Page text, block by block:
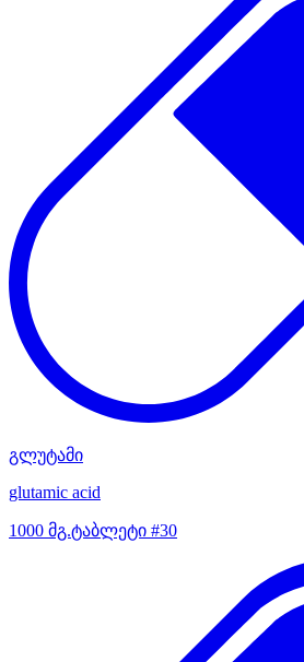
გლუტამი
glutamic acid
1000 მგ.ტაბლეტი #30